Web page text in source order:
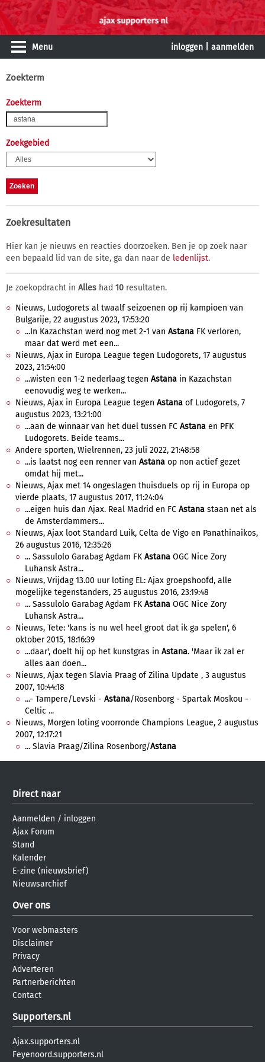
Menu inloggen aanmelden
Zoekterm
Zoekterm
Zoekgebied
Zoekresultaten
Hier kan je nieuws en reacties doorzoeken. Ben je op zoek naar
een bepaald lid van de site, ga dan naar de ledenlijst.
Je zoekopdracht in Alles had 10 resultaten.
Nieuws, Ludogorets al twaalf seizoenen op rij kampioen van
Bulgarije, 22 augustus 2023, 17:53:20
...In Kazachstan werd nog met 2-1 van Astana FK verloren,
maar dat werd met een...
Nieuws, Ajax in Europa League tegen Ludogorets, 17 augustus
2023, 21:54:00
...wisten een 1-2 nederlaag tegen Astana in Kazachstan
eenovudig weg te werken...
Nieuws, Ajax in Europa League tegen Astana of Ludogorets, 7
augustus 2023, 13:21:00
...aan de winnaar van het duel tussen FC Astana en PFK
Ludogorets. Beide teams...
Andere sporten, Wielrennen, 23 juli 2022, 21:48:58
...is laatst nog een renner van Astana op non actief gezet
omdat hij met...
Nieuws, Ajax met 14 ongeslagen thuisduels op rij in Europa op
vierde plaats, 17 augustus 2017, 11:24:04
...eigen huis dan Ajax. Real Madrid en FC Astana staan net als
de Amsterdammers...
Nieuws, Ajax loot Standard Luik, Celta de Vigo en Panathinaikos,
26 augustus 2016, 12:35:26
... Sassulolo Garabag Agdam FK Astana OGC Nice Zory
Luhansk Astra...
Nieuws, Vrijdag 13.00 uur loting EL: Ajax groepshoofd, alle
mogelijke tegenstanders, 25 augustus 2016, 23:19:48
... Sassulolo Garabag Agdam FK Astana OGC Nice Zory
Luhansk Astra...
Nieuws, Tete: 'kans is nu wel heel groot dat ik ga spelen', 6
oktober 2015, 18:16:39
...daar', doelt hij op het kunstgras in Astana. 'Maar ik zal er
alles aan doen...
Nieuws, Ajax tegen Slavia Praag of Zilina Update , 3 augustus
2007, 10:44:18
...- Tampere/Levski - Astana/Rosenborg - Spartak Moskou -
Celtic ...
Nieuws, Morgen loting voorronde Champions League, 2 augustus
2007, 12:17:21
... Slavia Praag/Zilina Rosenborg/Astana
Direct naar
Aanmelden / inloggen
Ajax Forum
Stand
Kalender
E-zine (nieuwsbrief)
Nieuwsarchief
Over ons
Voor webmasters
Disclaimer
Privacy
Adverteren
Partnerberichten
Contact
Supporters.nl
Ajax.supporters.nl
Feyenoord.supporters.nl